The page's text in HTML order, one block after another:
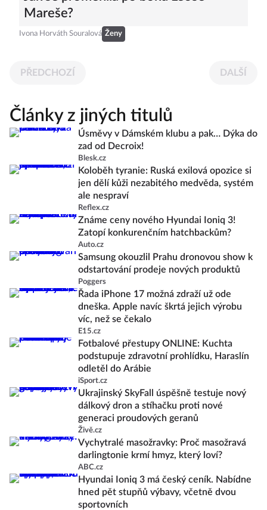
Mareše?
Ivona Horváth Souralová Ženy
PŘEDCHOZÍ DALŠÍ
Články z jiných titulů
Úsměvy v Dámském klubu a pak… Dýka do
zad od Decroix!
Blesk.cz
Koloběh tyranie: Ruská exilová opozice si
jen dělí kůži nezabitého medvěda, systém
ale nespraví
Reflex.cz
Známe ceny nového Hyundai Ioniq 3!
Zatopí konkurenčním hatchbackům?
Auto.cz
Samsung okouzlil Prahu dronovou show k
odstartování prodeje nových produktů
Poggers
Řada iPhone 17 možná zdraží už ode
dneška. Apple navíc škrtá jejich výrobu
víc, než se čekalo
E15.cz
Fotbalové přestupy ONLINE: Kuchta
podstupuje zdravotní prohlídku, Haraslín
odletěl do Arábie
iSport.cz
Ukrajinský SkyFall úspěšně testuje nový
dálkový dron a stíhačku proti nové
generaci proudových geranů
Živě.cz
Vychytralé masožravky: Proč masožravá
darlingtonie krmí hmyz, který loví?
ABC.cz
Hyundai Ioniq 3 má český ceník. Nabídne
hned pět stupňů výbavy, včetně dvou
sportovních